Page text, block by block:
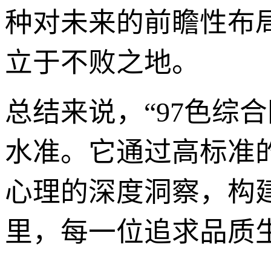
种对未来的前瞻性布
立于不败之地。
总结来说，“97色综
水准。它通过高标准
心理的深度洞察，构
里，每一位追求品质